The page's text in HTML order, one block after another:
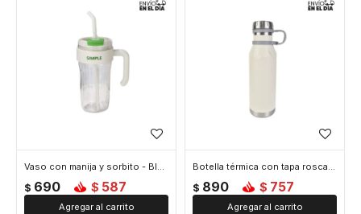
Vaso con manija y sorbito - Blanco
$ 690 $ 587
Botella térmica con tapa rosca 600 ml - Blanco
$ 890 $ 757